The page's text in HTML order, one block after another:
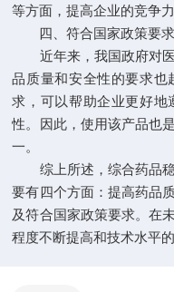
等方面，提高企业的竞争力
四、符合国家政策要求
近年来，我国政府对医
品质量和安全性的要求也
求，可以帮助企业更好地
性。因此，使用该产品也
一。
综上所述，综合药品稳
要有四个方面：提高药品
及符合国家政策要求。在
程度不断提高和技术水平的